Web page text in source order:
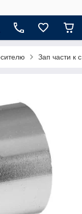
Зап части к